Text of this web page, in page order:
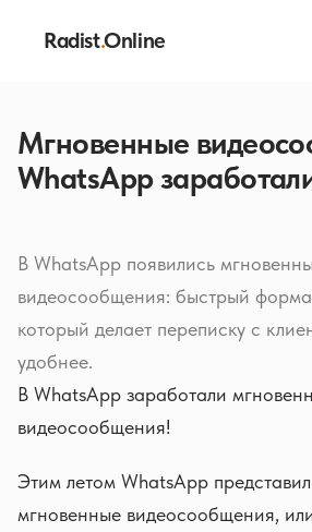
Radist.Online
Мгновенные
WhatsApp
В WhatsApp появились
видеосообщения: быстрый
который делает переписку с
удобнее.
В WhatsApp заработали
видеосообщения!
Этим летом WhatsApp
мгновенные видеосообщения,